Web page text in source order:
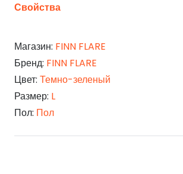
Свойства
Магазин: FINN FLARE
Бренд: FINN FLARE
Цвет: Темно-зеленый
Размер: L
Пол: Пол